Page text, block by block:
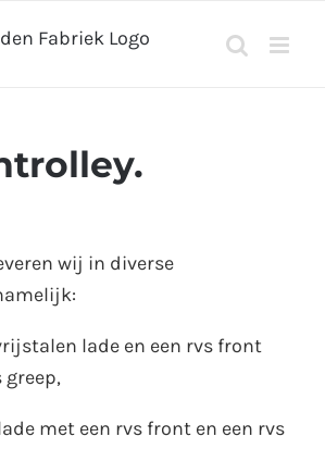
wij in diverse
lade en een rvs front
greep,
met een rvs front en een rvs